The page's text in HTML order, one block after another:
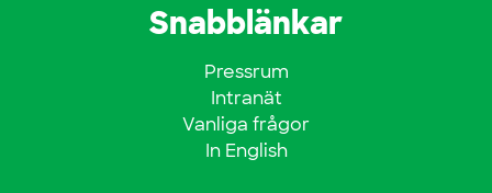
Snabblänkar
Pressrum
Intranät
Vanliga frågor
In English